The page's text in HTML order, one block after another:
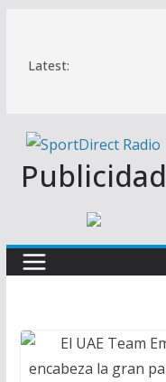
contenido
Latest:
Publicidad